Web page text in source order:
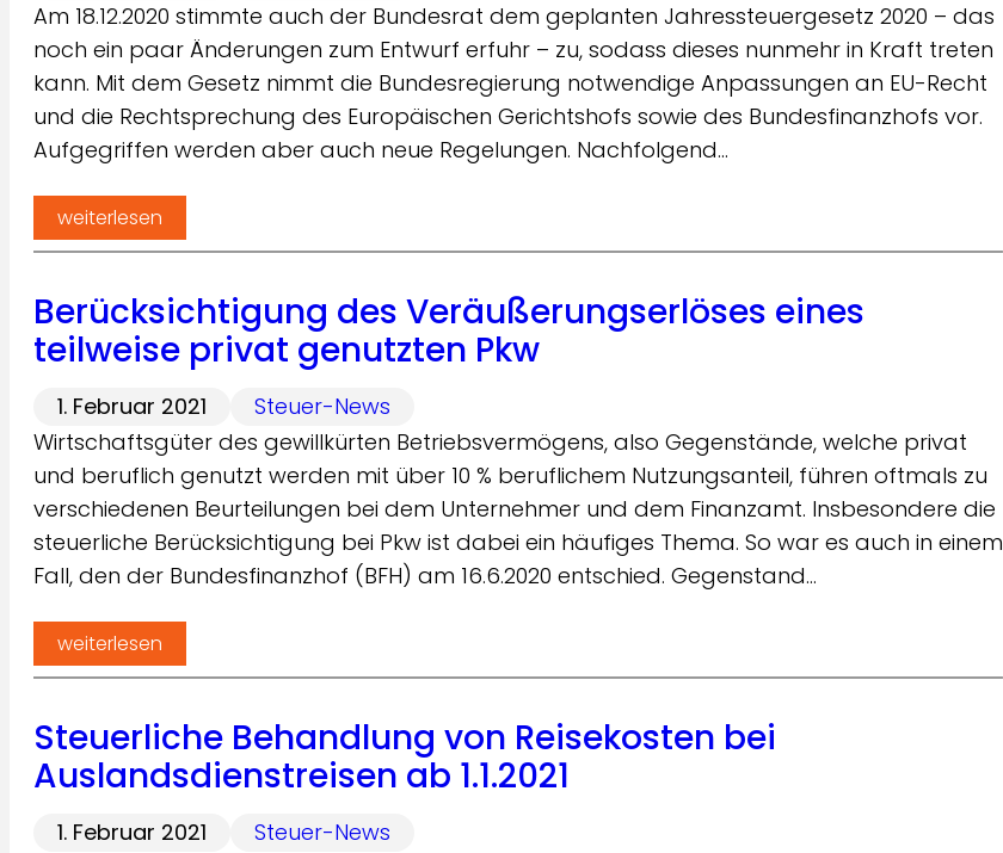
Am 18.12.2020 stimmte auch der Bundesrat dem geplanten Jahressteuergesetz 2020 – das
noch ein paar Änderungen zum Entwurf erfuhr – zu, sodass dieses nunmehr in Kraft treten
kann. Mit dem Gesetz nimmt die Bundesregierung notwendige Anpassungen an EU-Recht
und die Rechtsprechung des Europäischen Gerichtshofs sowie des Bundesfinanzhofs vor.
Aufgegriffen werden aber auch neue Regelungen. Nachfolgend…
weiterlesen
Berücksichtigung des Veräußerungserlöses eines
teilweise privat genutzten Pkw
1. Februar 2021
Steuer-News
Wirtschaftsgüter des gewillkürten Betriebsvermögens, also Gegenstände, welche privat
und beruflich genutzt werden mit über 10 % beruflichem Nutzungsanteil, führen oftmals zu
verschiedenen Beurteilungen bei dem Unternehmer und dem Finanzamt. Insbesondere die
steuerliche Berücksichtigung bei Pkw ist dabei ein häufiges Thema. So war es auch in einem
Fall, den der Bundesfinanzhof (BFH) am 16.6.2020 entschied. Gegenstand…
weiterlesen
Steuerliche Behandlung von Reisekosten bei
Auslandsdienstreisen ab 1.1.2021
1. Februar 2021 Steuer-News